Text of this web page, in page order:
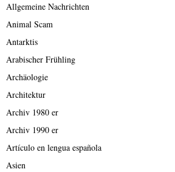
Allgemeine Nachrichten
Animal Scam
Antarktis
Arabischer Frühling
Archäologie
Architektur
Archiv 1980 er
Archiv 1990 er
Artículo en lengua española
Asien